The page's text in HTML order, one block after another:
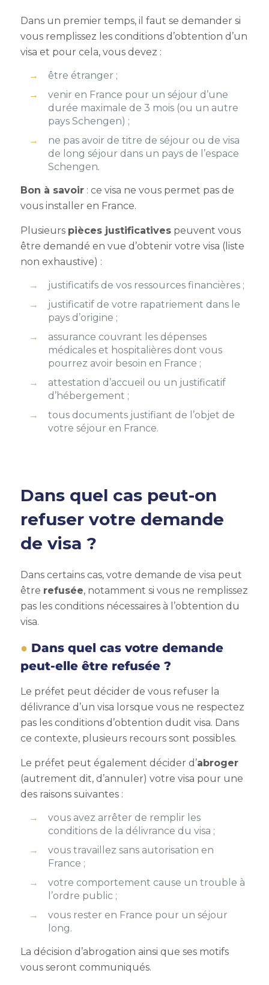
Dans un premier temps, il faut se demander si
vous remplissez les conditions d’obtention d’un
visa et pour cela, vous devez :
être étranger ;
venir en France pour un séjour d’une
durée maximale de 3 mois (ou un autre
pays Schengen) ;
ne pas avoir de titre de séjour ou de visa
de long séjour dans un pays de l’espace
Schengen.
Bon à savoir: ce visa ne vous permet pas de
vous installer en France.
Plusieurs pièces justificativespeuvent vous
être demandé en vue d’obtenir votre visa (liste
non exhaustive) :
justificatifs de vos ressources financières ;
justificatif de votre rapatriement dans le
pays d’origine ;
assurance couvrant les dépenses
médicales et hospitalières dont vous
pourrez avoir besoin en France ;
attestation d’accueil ou un justificatif
d’hébergement ;
tous documents justifiant de l’objet de
votre séjour en France.
Dans quel cas peut-on
refuser votre demande
de visa ?
Dans certains cas, votre demande de visa peut
être refusée, notamment si vous ne remplissez
pas les conditions nécessaires à l’obtention du
visa.
Dans quel cas votre demande
peut-elle être refusée ?
Le préfet peut décider de vous refuser la
délivrance d’un visa lorsque vous ne respectez
pas les conditions d’obtention dudit visa. Dans
ce contexte, plusieurs recours sont possibles.
Le préfet peut également décider d’abroger
(autrement dit, d’annuler) votre visa pour une
des raisons suivantes :
vous avez arrêter de remplir les
conditions de la délivrance du visa ;
vous travaillez sans autorisation en
France ;
votre comportement cause un trouble à
l’ordre public ;
vous rester en France pour un séjour
long.
La décision d’abrogation ainsi que ses motifs
vous seront communiqués.